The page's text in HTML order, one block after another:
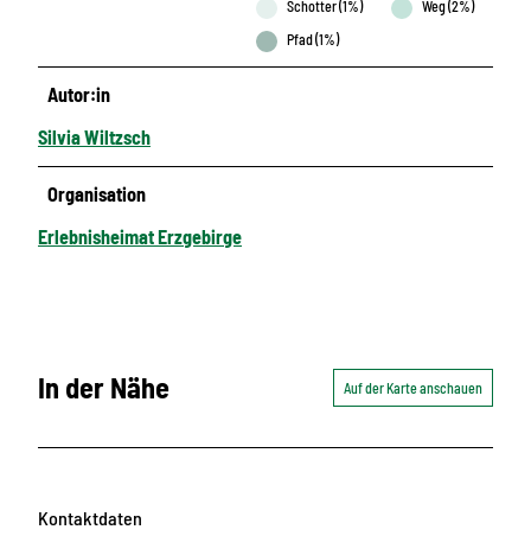
Schotter (1%)
Weg (2%)
Pfad (1%)
Autor:in
Silvia Wiltzsch
Organisation
Erlebnisheimat Erzgebirge
In der Nähe Auf der Karte anschauen
Kontaktdaten